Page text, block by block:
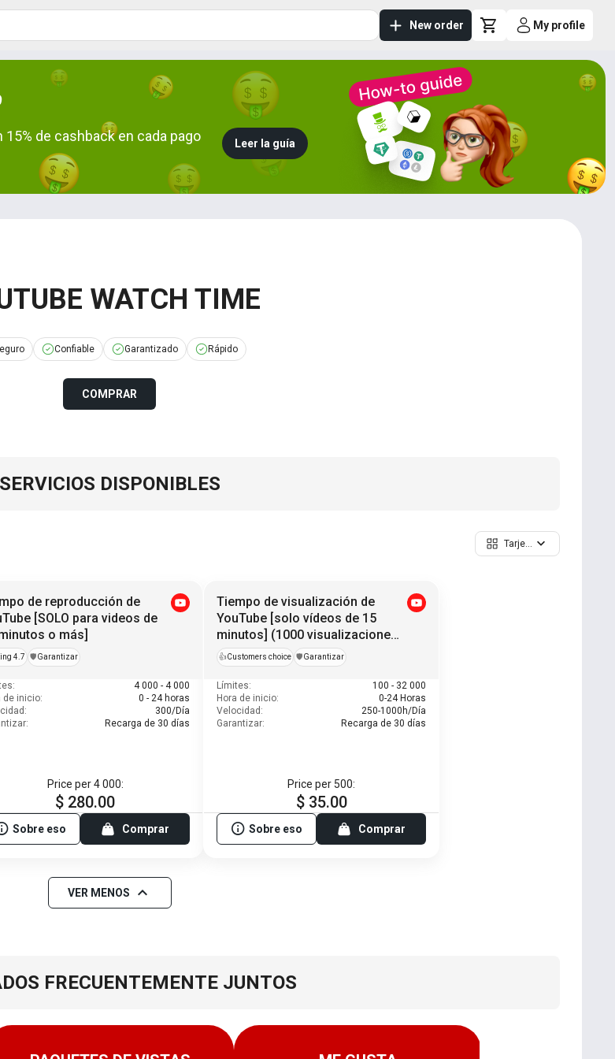
New order My profile
de cashback en cada pago
Leer la guía
WATCH TIME
Confiable Garantizado Rápido
COMPRAR
SERVICIOS DISPONIBLES
Tarjetas
de reproducción de
[SOLO para videos de
o más]
4.7 ️🛡️Garantizar
4 000 - 4 000
de inicio:
0 - 24 horas
300/Día
Recarga de 30 días
Price per 4 000:
$ 280.00
Sobre eso Comprar
Tiempo de visualización de
YouTube [solo vídeos de 15
minutos] (1000 visualizaciones
= 120 horas de visualización)
👍Customers choice ️🛡️Garantizar
Límites:
100 - 32 000
Hora de inicio:
0-24 Horas
Velocidad:
250-1000h/Día
Garantizar:
Recarga de 30 días
Price per 500:
$ 35.00
Sobre eso Comprar
VER MENOS
FRECUENTEMENTE JUNTOS